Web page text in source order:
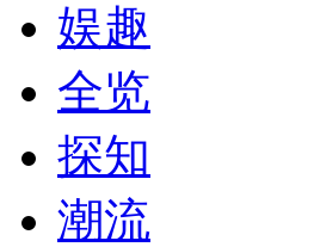
娱趣
全览
探知
潮流